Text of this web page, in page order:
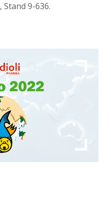
Stand 9-636.